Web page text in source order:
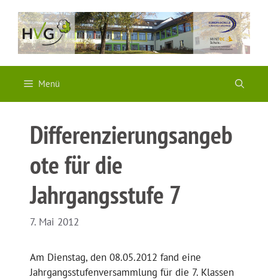
Inhalt
springen
Menü
Differenzierungsangeb
ote für die
Jahrgangsstufe 7
7. Mai 2012
Am Dienstag, den 08.05.2012 fand eine
Jahrgangsstufenversammlung für die 7. Klassen